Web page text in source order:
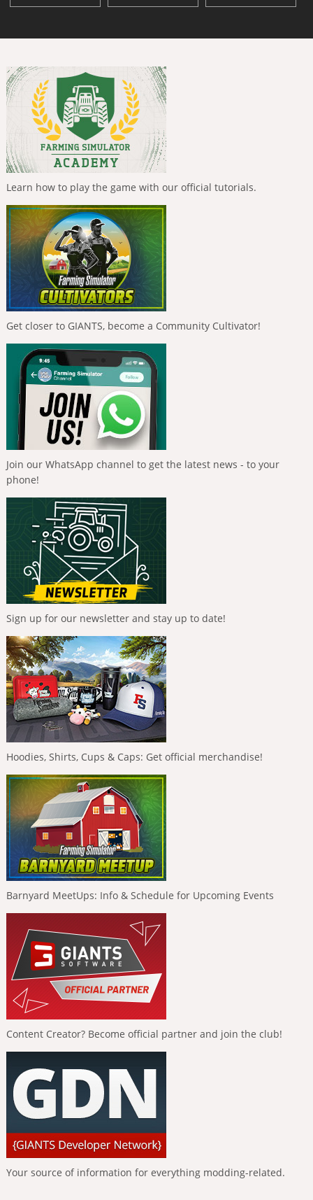
Learn how to play the game with our official tutorials.
Get closer to GIANTS, become a Community Cultivator!
Join our WhatsApp channel to get the latest news - to your
phone!
Sign up for our newsletter and stay up to date!
Hoodies, Shirts, Cups & Caps: Get official merchandise!
Barnyard MeetUps: Info & Schedule for Upcoming Events
Content Creator? Become official partner and join the club!
Your source of information for everything modding-related.